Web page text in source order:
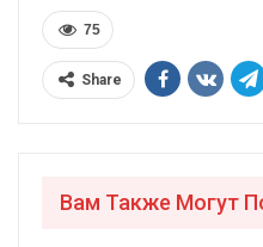
75
Share
Вам Также Могут